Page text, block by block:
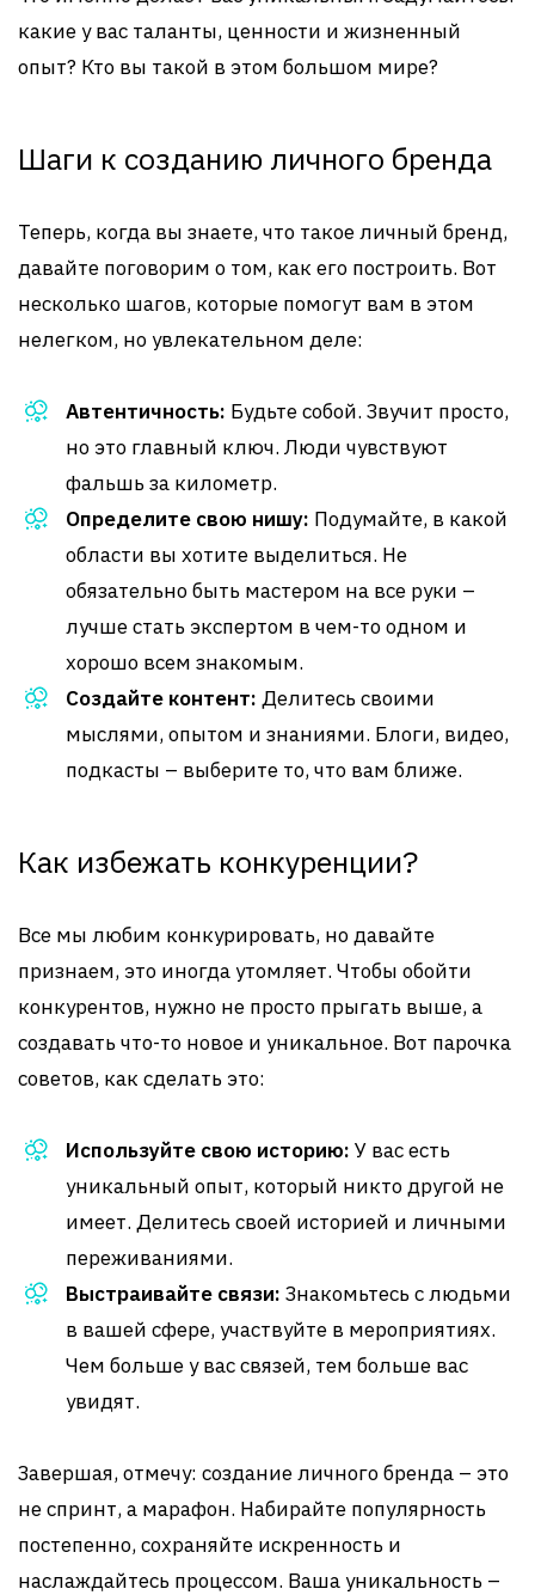
какие у вас таланты, ценности и жизненный
опыт? Кто вы такой в этом большом мире?
Шаги к созданию личного бренда
Теперь, когда вы знаете, что такое личный бренд,
давайте поговорим о том, как его построить. Вот
несколько шагов, которые помогут вам в этом
нелегком, но увлекательном деле:
Автентичность: Будьте собой. Звучит просто,
но это главный ключ. Люди чувствуют
фальшь за километр.
Определите свою нишу: Подумайте, в какой
области вы хотите выделиться. Не
обязательно быть мастером на все руки –
лучше стать экспертом в чем-то одном и
хорошо всем знакомым.
Создайте контент: Делитесь своими
мыслями, опытом и знаниями. Блоги, видео,
подкасты – выберите то, что вам ближе.
Как избежать конкуренции?
Все мы любим конкурировать, но давайте
признаем, это иногда утомляет. Чтобы обойти
конкурентов, нужно не просто прыгать выше, а
создавать что-то новое и уникальное. Вот парочка
советов, как сделать это:
Используйте свою историю: У вас есть
уникальный опыт, который никто другой не
имеет. Делитесь своей историей и личными
переживаниями.
Выстраивайте связи: Знакомьтесь с людьми
в вашей сфере, участвуйте в мероприятиях.
Чем больше у вас связей, тем больше вас
увидят.
Завершая, отмечу: создание личного бренда – это
не спринт, а марафон. Набирайте популярность
постепенно, сохраняйте искренность и
наслаждайтесь процессом. Ваша уникальность –